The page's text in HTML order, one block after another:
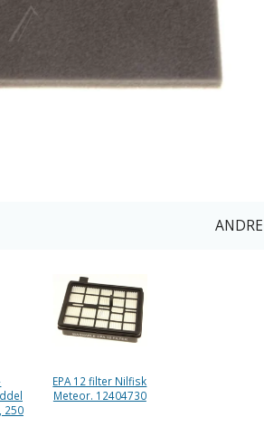
250
EPA 12 filter Nilfisk
Meteor. 12404730